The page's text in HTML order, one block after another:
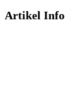
Artikel Info